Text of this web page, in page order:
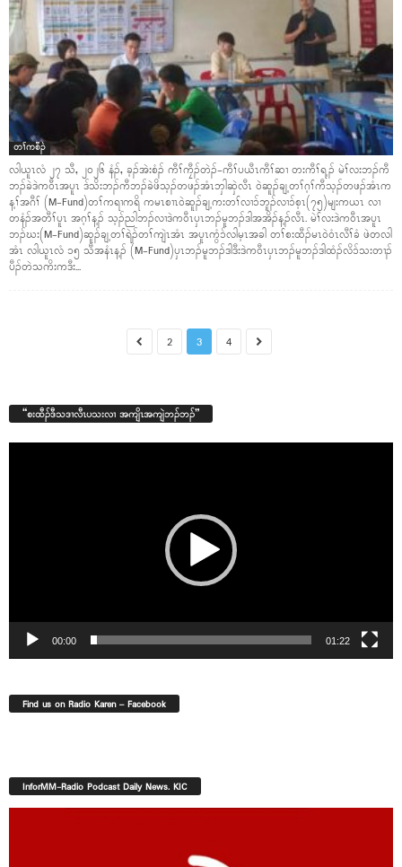
တၢ်ကစီၣ်
လါယူၤလံ ၂၇ သီ, ၂၀၂၆ နံၣ်, ခ့ၣ်အဲးစံၣ် ကီၢ်ကၠီၣ်တဲၣ်-ကီၢ်ပယီၤကီၢ်ဆၢ တးကီၢ်ရ့ၣ် မဲၢ်လးဘၣ်ကီ
ဘၣ်ခဲဒဲကဝီၤအပူၤ ဒ်သိးဘၣ်ကီဘၣ်ခဲဖိသ့ၣ်တဖၣ်အံၤဘှါဆှဲလီၤ ဝဲဆူၣ်ချ့တၢ်ဂ့ၢ်ကီသ့ၣ်တဖၣ်အံၤက
န့ၢ်အဂီၢ် (M-Fund)တၢ်ကရၢကရိ ကမၤစၢၤဝဲဆူၣ်ချ့ကးတၢ်လၢၥ်ဘူၣ်လၢၥ်စ့ၤ(၇၅)မျးကယၤ လၢ
တနံၣ်အတီၢ်ပူၤ အဂ့ၢ်န့ၣ် သ့ၣ်ညါဘၣ်လၢဒဲကဝီၤပှၤဘၣ်မူဘၣ်ဒါအအိၣ်န့ၣ်လီၤ. မဲၢ်လးဒဲကဝီၤအပူၤ
ဘၣ်ဃး(M-Fund)ဆူၣ်ချ့တၢ်ရဲၣ်တၢ်ကျဲၤအံၤ အပူၤကွံၥ်လါမ့ၤအခါ တၢ်စးထီၣ်မၤဝဲဝံၤလီၢ်ခံ ဖဲတလါ
အံၤ လါယူၤလံ ၁၅ သီအနံၤန့ၣ် (M-Fund)ပှၤဘၣ်မူဘၣ်ဒါဒီးဒဲကဝီၤပှၤဘၣ်မူဘၣ်ဒါထံၣ်လိၥ်သးတၢၣ်
ပီၣ်တဲသကိးကဒီး...
2 3 4
“စးထီၣ်ဒီသဒၢလီၤပသးလၢ အကျိၤအကျဲဘၣ်ဘၣ်”
00:00 01:22
Find us on Radio Karen – Facebook
InforMM-Radio Podcast Daily News. KIC